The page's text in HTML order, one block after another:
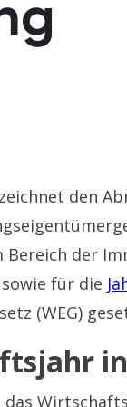
den
Bereich der
für die
(WEG)